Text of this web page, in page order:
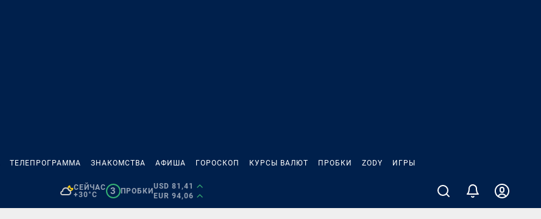
ТЕЛЕПРОГРАММА ЗНАКОМСТВА АФИША ГОРОСКОП КУРСЫ ВАЛЮТ ПРОБКИ ZODY ИГРЫ
СЕЙЧАС
+30°C
3 ПРОБКИ
USD 81,41
EUR 94,06